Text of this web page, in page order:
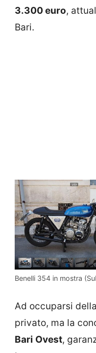
3.300 euro,
Bari.
Benelli 354 in mostra
Ad occuparsi
privato, ma la
Bari Ovest,